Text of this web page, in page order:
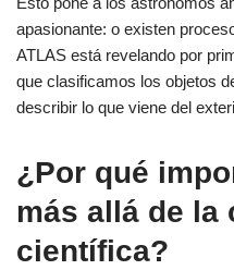
apasionante: o existen
ATLAS está revelando por
que clasificamos los objetos
describir lo que viene del
¿Por qué
más allá de la
científica?